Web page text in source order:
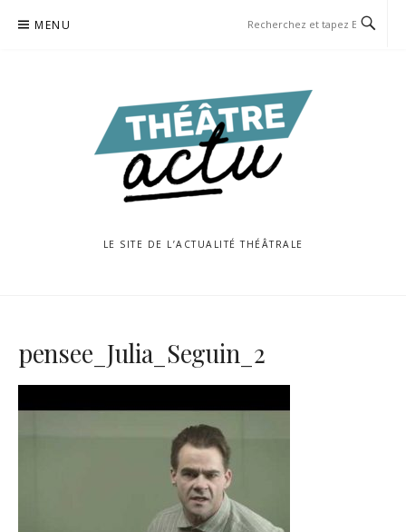
MENU
LE SITE DE L’ACTUALITÉ THÉÂTRALE
pensee_Julia_Seguin_2